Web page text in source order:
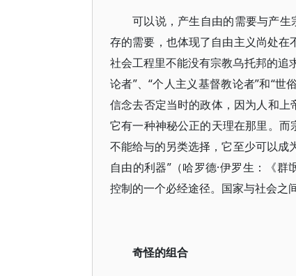
可以说，产生自由的需要与产生
存的需要，也体现了自由主义尚处
社会工程里不能没有宗教乌托邦的追
论者”、“个人主义基督教论者”和“世
信念去否定当时的政体，因为人和上
它有一种神秘公正的天理在那里。
不能给与的另类选择，它至少可以
自由的利器”（哈罗德·伊罗生：《
控制的一个必经途径。国家与社会之
奇怪的组合